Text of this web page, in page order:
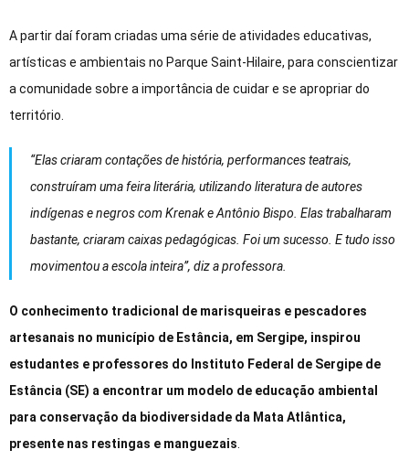
A partir daí foram criadas uma série de atividades educativas,
artísticas e ambientais no Parque Saint-Hilaire, para conscientizar
a comunidade sobre a importância de cuidar e se apropriar do
território.
“Elas criaram contações de história, performances teatrais,
construíram uma feira literária, utilizando literatura de autores
indígenas e negros com Krenak e Antônio Bispo. Elas trabalharam
bastante, criaram caixas pedagógicas. Foi um sucesso. E tudo isso
movimentou a escola inteira”, diz a professora.
O conhecimento tradicional de marisqueiras e pescadores
artesanais no município de Estância, em Sergipe, inspirou
estudantes e professores do Instituto Federal de Sergipe de
Estância (SE) a encontrar um modelo de educação ambiental
para conservação da biodiversidade da Mata Atlântica,
presente nas restingas e manguezais.